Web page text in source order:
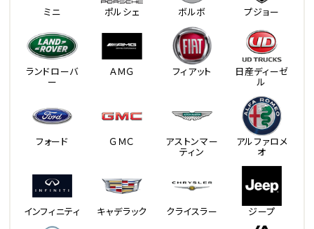
ミニ ポルシェ ボルボ プジョー
ランドローバ
ー
ＡＭＧ フィアット 日産ディーゼ
ル
フォード ＧＭＣ アストンマー
ティン
アルファロメ
オ
インフィニティ キャデラック クライスラー ジープ